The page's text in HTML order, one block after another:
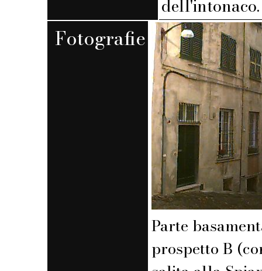
dell'intonaco.
Fotografie
Parte
prospetto B